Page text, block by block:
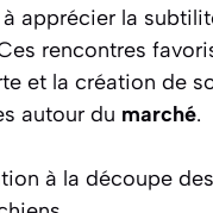
apprécier la
rencontres
et la création de
autour du marché.
à la découpe